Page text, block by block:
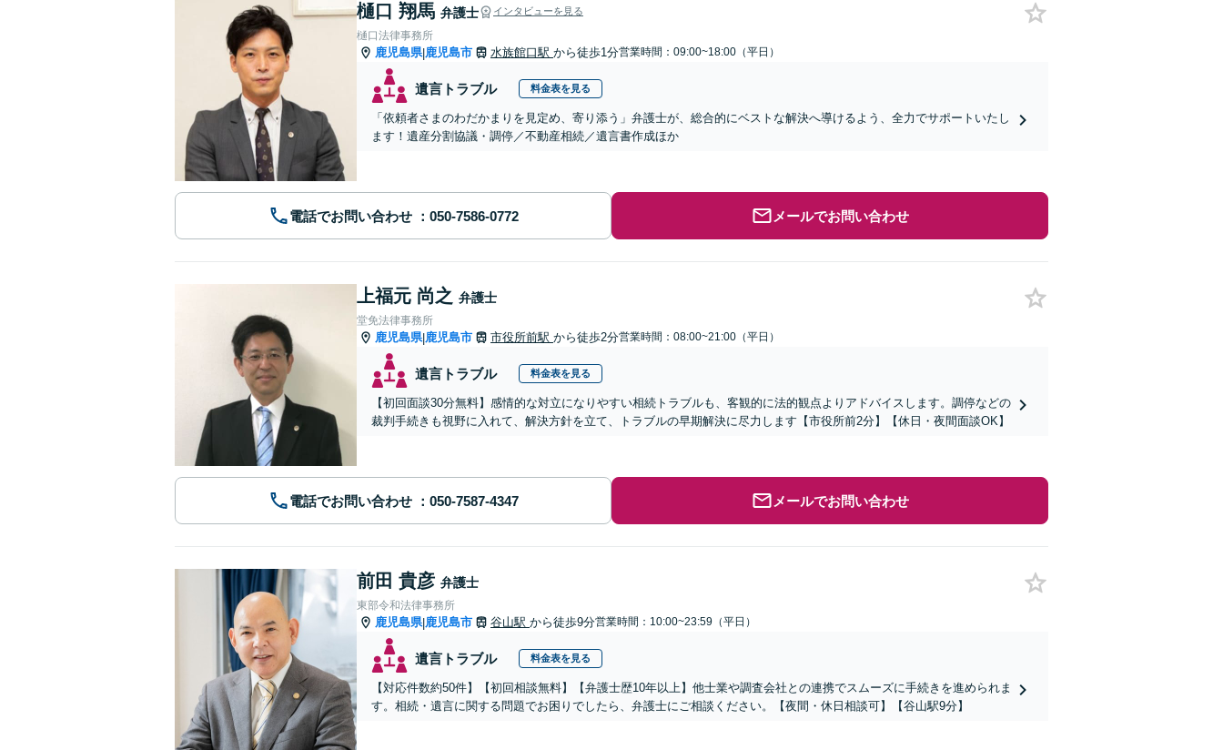
樋口 翔馬 弁護士 インタビューを見る
樋口法律事務所
鹿児島県|鹿児島市 水族館口駅 から徒歩1分営業時間：09:00~18:00（平日）
遺言トラブル 料金表を見る
「依頼者さまのわだかまりを見定め、寄り添う」弁護士が、総合的にベストな解決へ導けるよう、全力でサポートいたし
ます！遺産分割協議・調停／不動産相続／遺言書作成ほか
電話でお問い合わせ メールでお問い合わせ
上福元 尚之 弁護士
堂免法律事務所
鹿児島県|鹿児島市 市役所前駅 から徒歩2分営業時間：08:00~21:00（平日）
遺言トラブル 料金表を見る
【初回面談30分無料】感情的な対立になりやすい相続トラブルも、客観的に法的観点よりアドバイスします。調停などの
裁判手続きも視野に入れて、解決方針を立て、トラブルの早期解決に尽力します【市役所前2分】【休日・夜間面談OK】
電話でお問い合わせ メールでお問い合わせ
前田 貴彦 弁護士
東部令和法律事務所
鹿児島県|鹿児島市 谷山駅 から徒歩9分営業時間：10:00~23:59（平日）
遺言トラブル 料金表を見る
【対応件数約50件】【初回相談無料】【弁護士歴10年以上】他士業や調査会社との連携でスムーズに手続きを進められま
す。相続・遺言に関する問題でお困りでしたら、弁護士にご相談ください。【夜間・休日相談可】【谷山駅9分】